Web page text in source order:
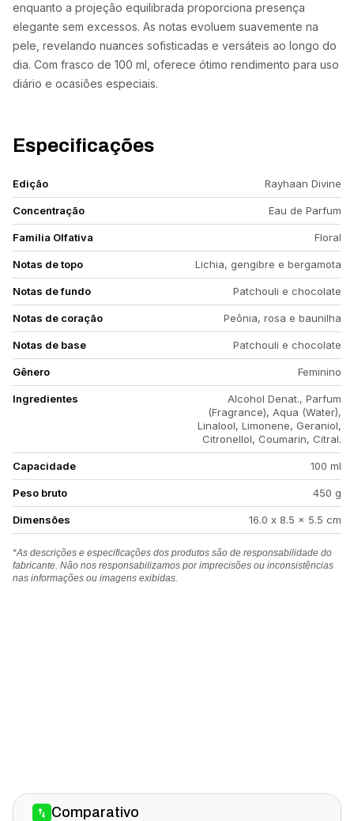
enquanto a projeção equilibrada proporciona presença
elegante sem excessos. As notas evoluem suavemente na
pele, revelando nuances sofisticadas e versáteis ao longo do
dia. Com frasco de 100 ml, oferece ótimo rendimento para uso
diário e ocasiões especiais.
Especificações
Edição Rayhaan Divine
Concentração Eau de Parfum
Família Olfativa Floral
Notas de topo Lichia, gengibre e bergamota
Notas de fundo Patchouli e chocolate
Notas de coração Peônia, rosa e baunilha
Notas de base Patchouli e chocolate
Gênero Feminino
Ingredientes
Alcohol Denat., Parfum
(Fragrance), Aqua (Water),
Linalool, Limonene, Geraniol,
Citronellol, Coumarin, Citral.
Capacidade 100 ml
Peso bruto 450 g
Dimensões 16.0 x 8.5 x 5.5 cm
*As descrições e especificações dos produtos são de responsabilidade do
fabricante. Não nos responsabilizamos por imprecisões ou inconsistências
nas informações ou imagens exibidas.
Comparativo